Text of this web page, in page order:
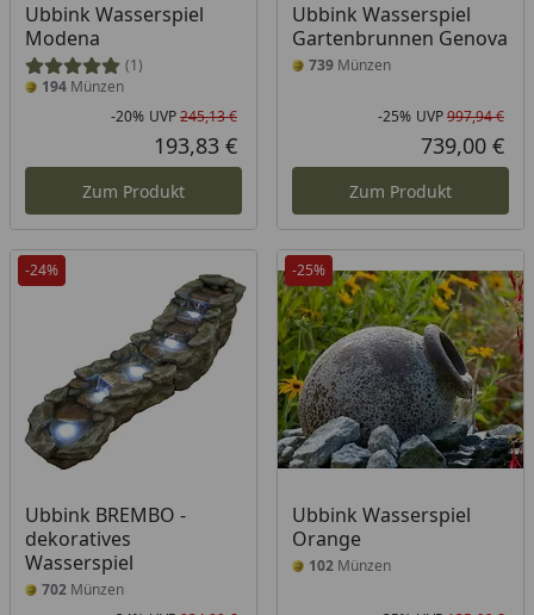
Ubbink Wasserspiel
Modena
(1)
194 Münzen
Rabatt in Prozent
-20%
Ursprünglicher Preis
UVP245,13 €
Aktueller Preis
193,83 €
Zum Produkt
Ubbink Wasserspiel
Gartenbrunnen Genova
739Münzen
-25% UVP997,94 €
739,00 €
Zum Produkt
-24%
Ubbink BREMBO -
dekoratives
Wasserspiel
702 Münzen
-25%
Ubbink Wasserspiel
Orange
102Münzen